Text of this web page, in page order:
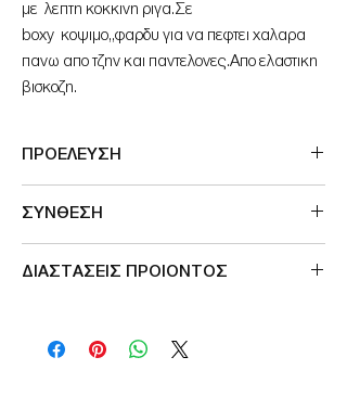
με λεπτη κοκκινη ριγα.Σε
boxy κοψιμο,,φαρδυ για να πεφτει χαλαρα
πανω απο τζην και παντελονες.Aπο ελαστικη
βισκοζη.
ΠΡΟΕΛΕΥΣΗ
ΣΥΝΘΕΣΗ
ΔΙΑΣΤΑΣΕΙΣ ΠΡΟΙΟΝΤΟΣ